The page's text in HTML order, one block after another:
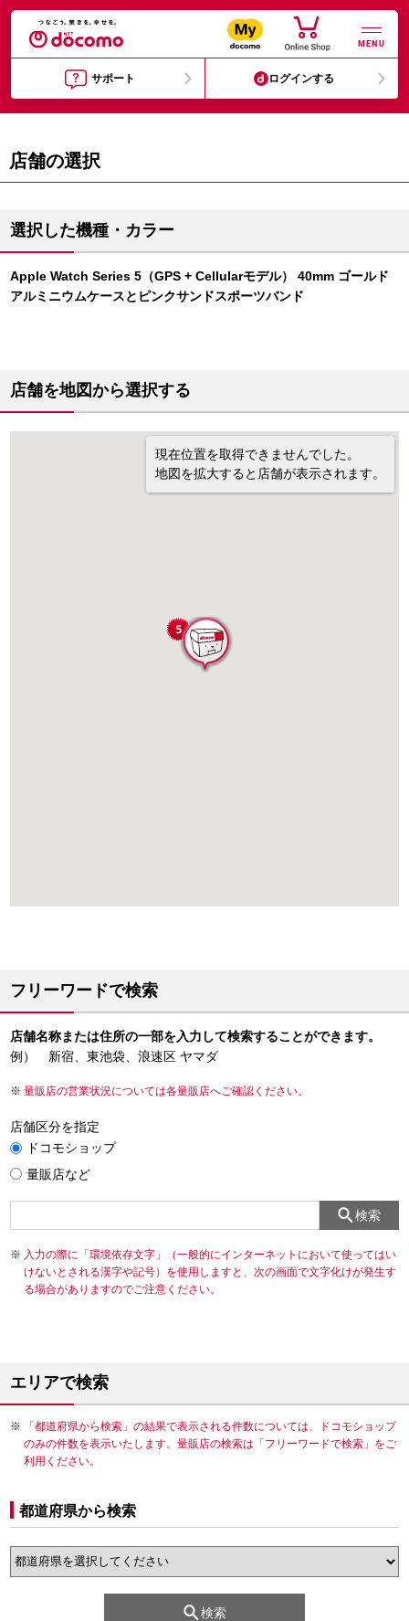
MENU
サポート ログインする
店舗の選択
選択した機種・カラー
Apple Watch Series 5（GPS + Cellularモデル） 40mm ゴールド
アルミニウムケースとピンクサンドスポーツバンド
店舗を地図から選択する
現在位置を取得できませんでした。
地図を拡大すると店舗が表示されます。
フリーワードで検索
店舗名称または住所の一部を入力して検索することができます。
例） 新宿、東池袋、浪速区 ヤマダ
量販店の営業状況については各量販店へご確認ください。
店舗区分を指定
ドコモショップ
量販店など
検索
入力の際に「環境依存文字」（一般的にインターネットにおいて使ってはい
けないとされる漢字や記号）を使用しますと、次の画面で文字化けが発生す
る場合がありますのでご注意ください。
エリアで検索
「都道府県から検索」の結果で表示される件数については、ドコモショップ
のみの件数を表示いたします。量販店の検索は「フリーワードで検索」をご
利用ください。
都道府県から検索
検索